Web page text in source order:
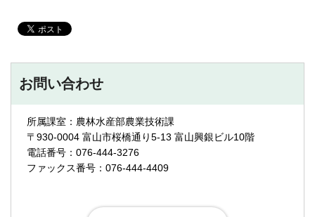
お問い合わせ
所属課室：農林水産部農業技術課
〒930-0004 富山市桜橋通り5-13 富山興銀ビル10階
電話番号：076-444-3276
ファックス番号：076-444-4409